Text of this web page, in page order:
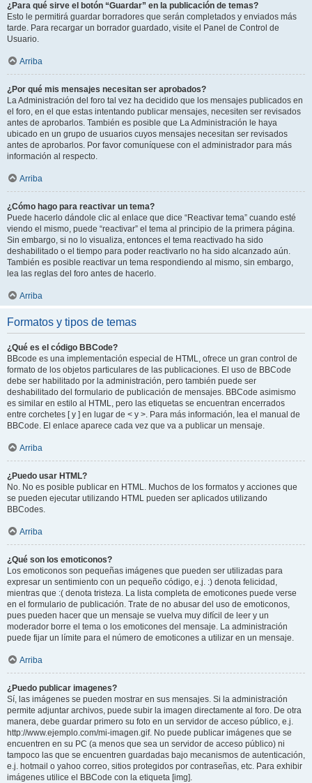
¿Para qué sirve el botón “Guardar” en la publicación de temas?
Esto le permitirá guardar borradores que serán completados y enviados más
tarde. Para recargar un borrador guardado, visite el Panel de Control de
Usuario.
Arriba
¿Por qué mis mensajes necesitan ser aprobados?
La Administración del foro tal vez ha decidido que los mensajes publicados en
el foro, en el que estas intentando publicar mensajes, necesiten ser revisados
antes de aprobarlos. También es posible que La Administración le haya
ubicado en un grupo de usuarios cuyos mensajes necesitan ser revisados
antes de aprobarlos. Por favor comuníquese con el administrador para más
información al respecto.
Arriba
¿Cómo hago para reactivar un tema?
Puede hacerlo dándole clic al enlace que dice “Reactivar tema” cuando esté
viendo el mismo, puede “reactivar” el tema al principio de la primera página.
Sin embargo, si no lo visualiza, entonces el tema reactivado ha sido
deshabilitado o el tiempo para poder reactivarlo no ha sido alcanzado aún.
También es posible reactivar un tema respondiendo al mismo, sin embargo,
lea las reglas del foro antes de hacerlo.
Arriba
Formatos y tipos de temas
¿Qué es el código BBCode?
BBcode es una implementación especial de HTML, ofrece un gran control de
formato de los objetos particulares de las publicaciones. El uso de BBCode
debe ser habilitado por la administración, pero también puede ser
deshabilitado del formulario de publicación de mensajes. BBCode asimismo
es similar en estilo al HTML, pero las etiquetas se encuentran encerrados
entre corchetes [ y ] en lugar de < y >. Para más información, lea el manual de
BBCode. El enlace aparece cada vez que va a publicar un mensaje.
Arriba
¿Puedo usar HTML?
No. No es posible publicar en HTML. Muchos de los formatos y acciones que
se pueden ejecutar utilizando HTML pueden ser aplicados utilizando
BBCodes.
Arriba
¿Qué son los emoticonos?
Los emoticonos son pequeñas imágenes que pueden ser utilizadas para
expresar un sentimiento con un pequeño código, e.j. :) denota felicidad,
mientras que :( denota tristeza. La lista completa de emoticones puede verse
en el formulario de publicación. Trate de no abusar del uso de emoticonos,
pues pueden hacer que un mensaje se vuelva muy difícil de leer y un
moderador borre el tema o los emoticones del mensaje. La administración
puede fijar un límite para el número de emoticones a utilizar en un mensaje.
Arriba
¿Puedo publicar imagenes?
Sí, las imágenes se pueden mostrar en sus mensajes. Si la administración
permite adjuntar archivos, puede subir la imagen directamente al foro. De otra
manera, debe guardar primero su foto en un servidor de acceso público, e.j.
http://www.ejemplo.com/mi-imagen.gif. No puede publicar imágenes que se
encuentren en su PC (a menos que sea un servidor de acceso público) ni
tampoco las que se encuentren guardadas bajo mecanismos de autenticación,
e.j. hotmail o yahoo correo, sitios protegidos por contraseñas, etc. Para exhibir
imágenes utilice el BBCode con la etiqueta [img].